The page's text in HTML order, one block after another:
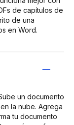
de capítulos de
de una
en Word.
un documento
la nube. Agrega
tu documento